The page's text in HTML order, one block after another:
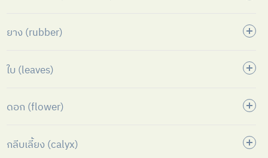
ยาง (rubber)
ใบ (leaves)
ดอก (flower)
กลีบเลี้ยง (calyx)